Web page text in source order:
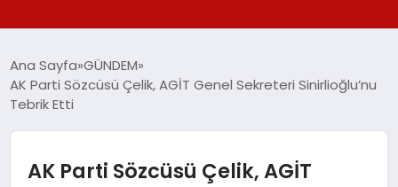
SPOR
Ana Sayfa GÜNDEM
AK Parti Sözcüsü Çelik, AGİT Genel Sekreteri Sinirlioğlu’nu
Tebrik Etti
AK Parti Sözcüsü Çelik, AGİT